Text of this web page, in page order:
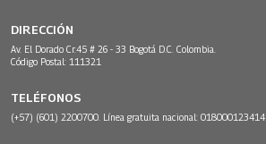
DIRECCIÓN
Av. El Dorado Cr.45 # 26 - 33 Bogotá D.C. Colombia.
Código Postal: 111321
TELÉFONOS
(+57) (601) 2200700. Línea gratuita nacional: 018000123414